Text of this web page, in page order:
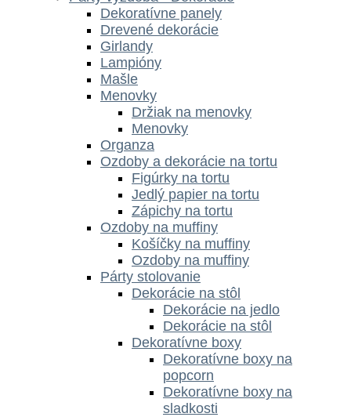
Dekoratívne panely
Drevené dekorácie
Girlandy
Lampióny
Mašle
Menovky
Držiak na menovky
Menovky
Organza
Ozdoby a dekorácie na tortu
Figúrky na tortu
Jedlý papier na tortu
Zápichy na tortu
Ozdoby na muffiny
Košíčky na muffiny
Ozdoby na muffiny
Párty stolovanie
Dekorácie na stôl
Dekorácie na jedlo
Dekorácie na stôl
Dekoratívne boxy
Dekoratívne boxy na
popcorn
Dekoratívne boxy na
sladkosti